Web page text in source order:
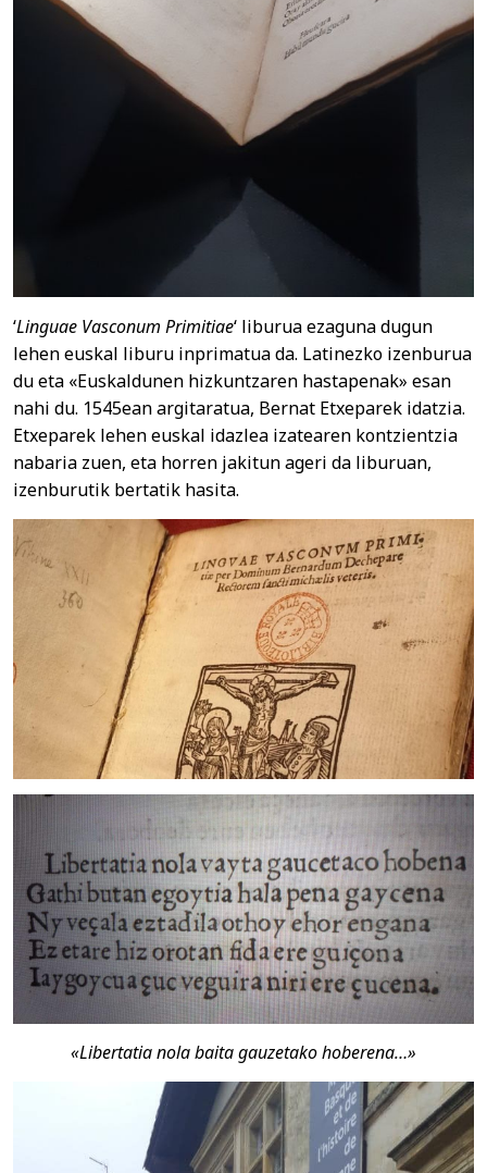
‘Linguae Vasconum Primitiae‘ liburua ezaguna dugun
lehen euskal liburu inprimatua da. Latinezko izenburua
du eta «Euskaldunen hizkuntzaren hastapenak» esan
nahi du. 1545ean argitaratua, Bernat Etxeparek idatzia.
Etxeparek lehen euskal idazlea izatearen kontzientzia
nabaria zuen, eta horren jakitun ageri da liburuan,
izenburutik bertatik hasita.
«Libertatia nola baita gauzetako hoberena…»